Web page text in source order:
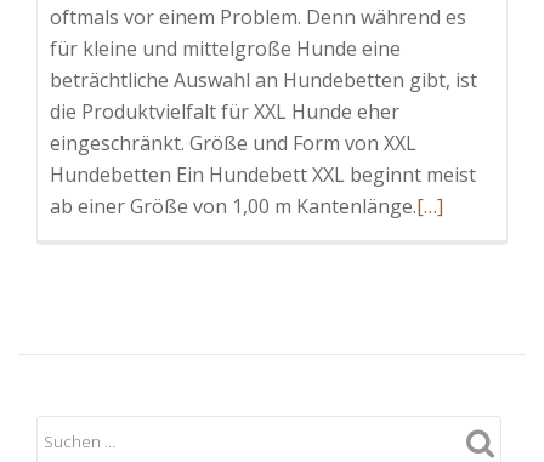
oftmals vor einem Problem. Denn während es
für kleine und mittelgroße Hunde eine
beträchtliche Auswahl an Hundebetten gibt, ist
die Produktvielfalt für XXL Hunde eher
eingeschränkt. Größe und Form von XXL
Hundebetten Ein Hundebett XXL beginnt meist
ab einer Größe von 1,00 m Kantenlänge.Read
für
Hunderassen
[…]